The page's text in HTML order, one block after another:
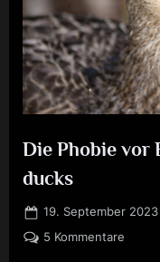
Die Phobie vor
ducks
Posted
on
19. September 2023
5 Kommentarezu